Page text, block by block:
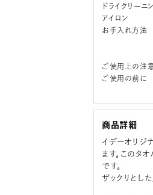
ドライクリーニ
アイロン
お手入れ方法
ご使用上の注
ご使用の前に
商品詳細
イデーオリジ
ます。このタ
です。
ザックリとし